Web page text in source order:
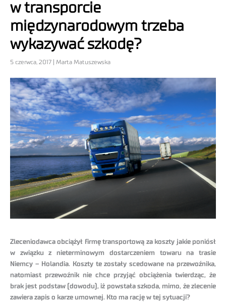
w transporcie
międzynarodowym trzeba
wykazywać szkodę?
5 czerwca, 2017 | Marta Matuszewska
Zleceniodawca obciążył firmę transportową za koszty jakie poniósł
w związku z nieterminowym dostarczeniem towaru na trasie
Niemcy – Holandia. Koszty te zostały scedowane na przewoźnika,
natomiast przewoźnik nie chce przyjąć obciążenia twierdząc, że
brak jest podstaw (dowodu), iż powstała szkoda, mimo, że zlecenie
zawiera zapis o karze umownej. Kto ma rację w tej sytuacji?